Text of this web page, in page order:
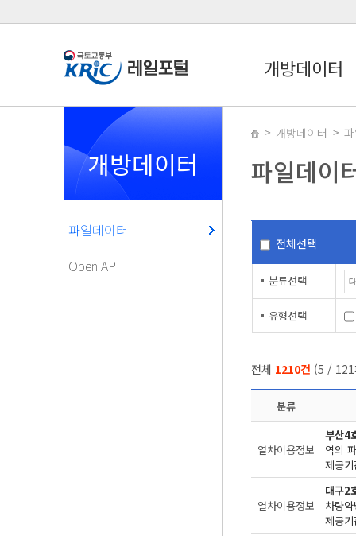
개방데이터
개방데이터
파일데이터
Open API
개방데이터
파일데이
전체선택
분류선택
유형선택
전체 1210건 (5 / 121
분류
열차이용정보
부산4
역의
제공
열차이용정보
대구2
차량
제공